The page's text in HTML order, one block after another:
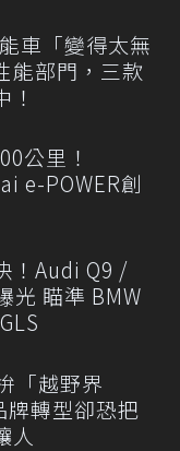
車「變得太無
能部門，三款
公里！
e-POWER創
！Audi Q9 /
光 瞄準 BMW
「越野界
轉型卻恐把
人